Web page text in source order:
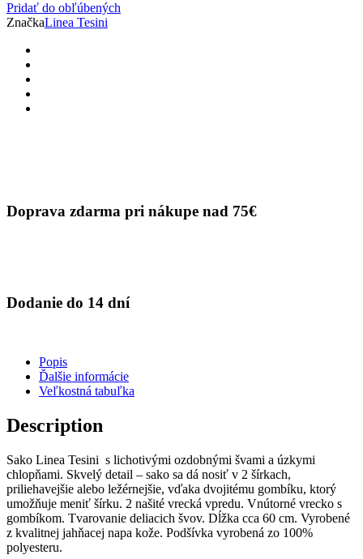
Pridať do obľúbených
ZnačkaLinea Tesini
Doprava zdarma pri nákupe nad 75€
Dodanie do 14 dní
Popis
Ďalšie informácie
Veľkostná tabuľka
Description
Sako Linea Tesini s lichotivými ozdobnými švami a úzkymi
chlopňami. Skvelý detail – sako sa dá nosiť v 2 šírkach,
priliehavejšie alebo ležérnejšie, vďaka dvojitému gombíku, ktorý
umožňuje meniť šírku. 2 našité vrecká vpredu. Vnútorné vrecko s
gombíkom. Tvarovanie deliacich švov. Dĺžka cca 60 cm. Vyrobené
z kvalitnej jahňacej napa kože. Podšívka vyrobená zo 100%
polyesteru.